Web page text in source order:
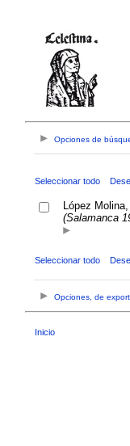
Opciones de
Seleccionar todo
López
(Salamanca
Seleccionar todo
Opciones, de
Inicio